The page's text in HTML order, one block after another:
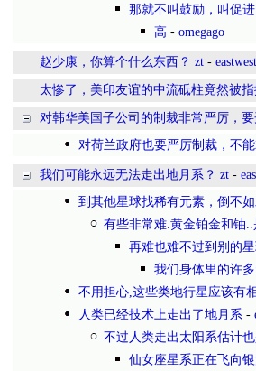
那就不叫鼓励，叫促进
高 - omegago
赵少康，你算个什么东西？ zt - eastwest
太惨了，美印友谊的中流砥柱竟然被
对韩华美国子公司的制裁非常严厉，
对荷兰政府也要严厉制裁，不
我们可能永远无法走出地月系？ zt -
到其他星球找稀有元素，倒不
有些非常难.黄金铂金和铀
再难也难不过到别的
我们身体里的许
不用担心,这些类地行星应该有
人类已经技术上走出了地月系 -
不过人类走出太阳系估计
仙女座星系正在飞向